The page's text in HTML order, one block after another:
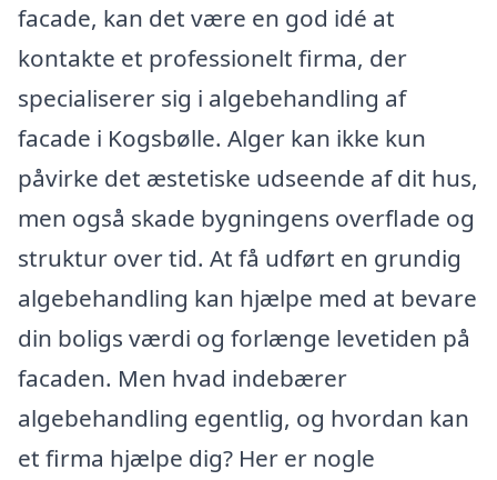
facade, kan det være en god idé at
kontakte et professionelt firma, der
specialiserer sig i algebehandling af
facade i Kogsbølle. Alger kan ikke kun
påvirke det æstetiske udseende af dit hus,
men også skade bygningens overflade og
struktur over tid. At få udført en grundig
algebehandling kan hjælpe med at bevare
din boligs værdi og forlænge levetiden på
facaden. Men hvad indebærer
algebehandling egentlig, og hvordan kan
et firma hjælpe dig? Her er nogle